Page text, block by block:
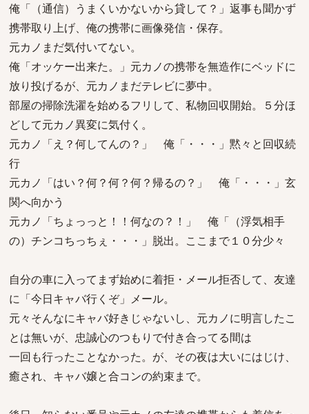
俺「（通信）うまくいかないから貸して？」返事も聞かず
携帯取り上げ、俺の携帯に画像発信・保存。
元カノまだ気付いてない。
俺「オッケー出来た。」元カノの携帯を無造作にベッドに
放り投げるが、元カノまだテレビに夢中。
部屋の掃除洗濯を始めるフリして、私物回収開始。５分ほ
どして元カノ異変に気付く。
元カノ「え？何してんの？」 俺「・・・」黙々と回収続
行
元カノ「はい？何？何？何？帰るの？」 俺「・・・」玄
関へ向かう
元カノ「ちょっっと！！何なの？！」 俺「（浮気相手
の）チンコちっちぇ・・・」脱出。ここまで１０分少々
自分の車に入ってまず始めに着拒・メール拒否して、友達
に「今日キャバ行くぞ」メール。
元々そんなにキャバ好きじゃないし、元カノに明言したこ
とは無いが、忠誠心のつもりで付き合ってる間は
一回も行ったことなかった。が、その夜は大いにはじけ、
癒され、キャバ嬢と合コンの約束まで。